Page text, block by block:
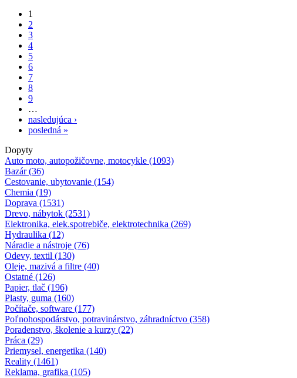
1
2
3
4
5
6
7
8
9
…
nasledujúca ›
posledná »
Dopyty
Auto moto, autopožičovne, motocykle (1093)
Bazár (36)
Cestovanie, ubytovanie (154)
Chemia (19)
Doprava (1531)
Drevo, nábytok (2531)
Elektronika, elek.spotrebiče, elektrotechnika (269)
Hydraulika (12)
Náradie a nástroje (76)
Odevy, textil (130)
Oleje, mazivá a filtre (40)
Ostatné (126)
Papier, tlač (196)
Plasty, guma (160)
Počítače, software (177)
Poľnohospodárstvo, potravinárstvo, záhradníctvo (358)
Poradenstvo, školenie a kurzy (22)
Práca (29)
Priemysel, energetika (140)
Reality (1461)
Reklama, grafika (105)